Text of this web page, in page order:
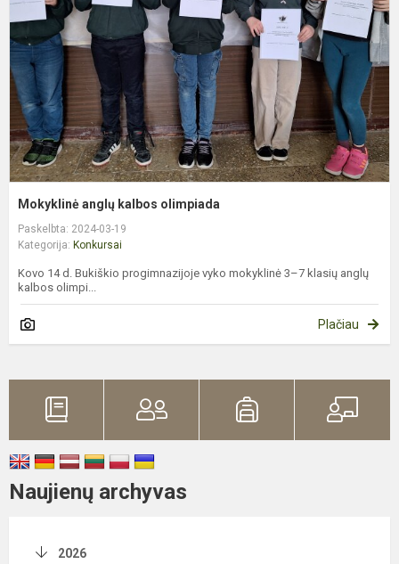
Mokyklinė anglų kalbos olimpiada
Paskelbta: 2024-03-19
Kategorija: Konkursai
Kovo 14 d. Bukiškio progimnazijoje vyko mokyklinė 3–7 klasių anglų
kalbos olimpi...
Plačiau
Naujienų archyvas
2026